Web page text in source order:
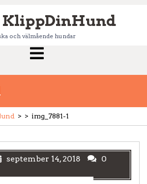
KlippDinHund
och välmående hundar
Open
Menu
> > img_7881-1
september 14, 2018
0